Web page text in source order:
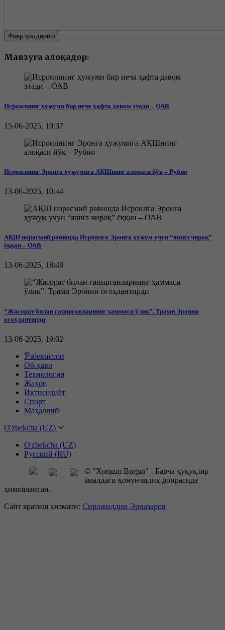
Фикр қолдириш
Мавзуга алоқадор:
Исроилнинг ҳужуми бир неча ҳафта давом этади – ОАВ
15-06-2025, 19:37
Исроилнинг Эронга ҳужумига АҚШнинг алоқаси йўқ – Рубио
13-06-2025, 10:44
АҚШ норасмий равишда Исроилга Эронга ҳужум учун “яшил чироқ”
ёққан – ОАВ
13-06-2025, 18:48
“Жасорат билан гапирганларнинг ҳаммаси ўлик”. Трамп Эронни
огоҳлантирди
13-06-2025, 19:02
Ўзбекистон
Об-ҳаво
Технология
Жаҳон
Иқтисодиёт
Спорт
Маҳаллий
O'zbekcha (UZ)
O'zbekcha (UZ)
Русский (RU)
© "Xorazm Bugun" - Барча ҳуқуқлар
амалдаги қонунчилик доирасида
ҳимояланган.
Сайт яратиш ҳизмати: Сирожиддин Эрназаров